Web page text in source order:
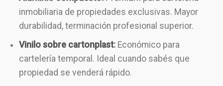
inmobiliaria de propiedades exclusivas. Mayor
durabilidad, terminación profesional superior.
Vinilo sobre cartonplast: Económico para
cartelería temporal. Ideal cuando sabés que
propiedad se venderá rápido.